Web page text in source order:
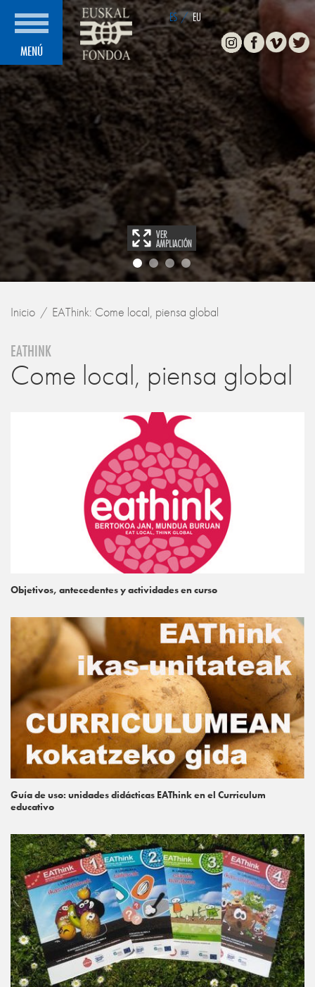
MENÚ
ES / EU
InstagramFacebookVimeo
Inicio EAThink: Come local, piensa global
EATHINK
Come local, piensa global
Objetivos, antecedentes y actividades en curso
Guía de uso: unidades didácticas EAThink en el Curriculum
educativo